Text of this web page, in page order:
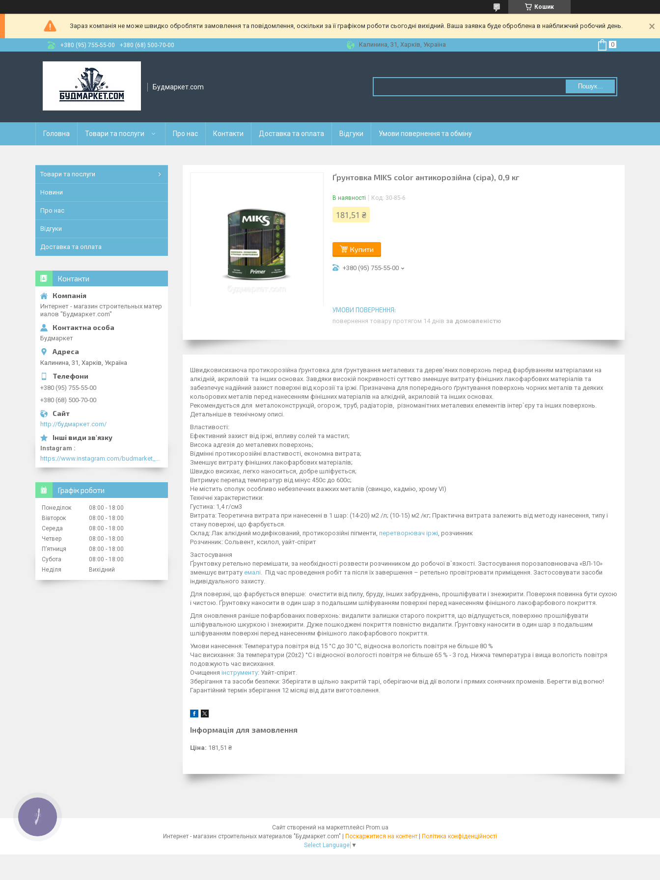
Кошик
Зараз компанія не може швидко обробляти замовлення та повідомлення, оскільки за її графіком роботи сьогодні вихідний. Ваша заявка буде оброблена в найближчий робочий день.
+380 (95) 755-55-00 +380 (68) 500-70-00 Калинина, 31, Харків, Україна
Будмаркет.com Пошук...
Головна Товари та послуги Про нас Контакти Доставка та оплата Відгуки Умови повернення та обміну
Ґрунтовка МIKS сolor антикорозійна (сіра), 0,9 кг
В наявності Код: 30-85-6
181,51 ₴
Купити
+380 (95) 755-55-00
повернення товару протягом 14 днів за домовленістю
Швидковисихаюча протикорозійна ґрунтовка для ґрунтування металевих та дерев’яних поверхонь перед фарбуванням матеріалами на
алкідній, акриловій та інших основах. Завдяки високій покривності суттєво зменшує витрату фінішних лакофарбових матеріалів та
забезпечує надійний захист поверхні від корозії та іржі. Призначена для попереднього ґрунтування поверхонь чорних металів та деяких
кольорових металів перед нанесенням фінішних матеріалів на алкідній, акриловій та інших основах.
Рекомендується для металоконструкцій, огорож, труб, радіаторів, різноманітних металевих елементів інтер`єру та інших поверхонь.
Детальніше в технічному описі.
Властивості:
Ефективний захист від іржі, впливу солей та мастил;
Висока адгезія до металевих поверхонь;
Відмінні протикорозійні властивості, економна витрата;
Зменшує витрату фінішних лакофарбових матеріалів;
Швидко висихає, легко наноситься, добре шліфується;
Витримує перепад температур від мінус 450с до 600с;
Не містить сполук особливо небезпечних важких металів (свинцю, кадмію, хрому VI)
Технічні характеристики:
Густина: 1,4 г/см3
Витрата: Теоретична витрата при нанесенні в 1 шар: (14-20) м2 /л; (10-15) м2 /кг; Практична витрата залежить від методу нанесення, типу і
стану поверхні, що фарбується.
Склад: Лак алкідний модифікований, протикорозійні пігменти, перетворювач іржі , розчинник
Розчинник: Сольвент, ксилол, уайт-спірит
Застосування
Ґрунтовку ретельно перемішати, за необхідності розвести розчинником до робочої в`язкості. Застосування порозаповнювача «ВЛ-10»
зменшує витрату емалі . Під час проведення робіт та після їх завершення – ретельно провітрювати приміщення. Застосовувати засоби
індивідуального захисту.
Для поверхні, що фарбується вперше: очистити від пилу, бруду, інших забруднень, прошліфувати і знежирити. Поверхня повинна бути сухою
і чистою. Ґрунтовку наносити в один шар з подальшим шліфуванням поверхні перед нанесенням фінішного лакофарбового покриття.
Для оновлення раніше пофарбованих поверхонь: видалити залишки старого покриття, що відлущується, поверхню прошліфувати
шліфувальною шкуркою і знежирити. Дуже пошкоджені покриття повністю видалити. Ґрунтовку наносити в один шар з подальшим
шліфуванням поверхні перед нанесенням фінішного лакофарбового покриття.
Умови нанесення: Температура повітря від 15 °С до 30 °С, відносна вологість повітря не більше 80 %
Час висихання: За температури (20±2) °С і відносної вологості повітря не більше 65 % - 3 год. Нижча температура і вища вологість повітря
подовжують час висихання.
Очищення інструменту: Уайт-спірит.
Зберігання та засоби безпеки: Зберігати в щільно закритій тарі, оберігаючи від дії вологи і прямих сонячних променів. Берегти від вогню!
Гарантійний термін зберігання 12 місяці від дати виготовлення.
Інформація для замовлення
Ціна: 181,51 ₴
Товари та послуги
Новини
Про нас
Відгуки
Доставка та оплата
Контакти
Интернет - магазин строительных матер
иалов "Будмаркет.com"
Будмаркет
Калинина, 31, Харків, Україна
+380 (95) 755-55-00
+380 (68) 500-70-00
http://будмаркет.com/
Instagram
Графік роботи
Понеділок 08:00
18:00
Вівторок
08:00
18:00
Середа
08:00
18:00
Четвер
08:00
18:00
Пʼятниця
08:00
18:00
Субота
08:00
18:00
Неділя
Вихідний
Сайт створений на маркетплейсі Prom.ua
Интернет - магазин строительных материалов "Будмаркет.com" | Поскаржитися на контент | Політика конфіденційності
Select Language ▼
КНОПКА
ЗВ'ЯЗКУ